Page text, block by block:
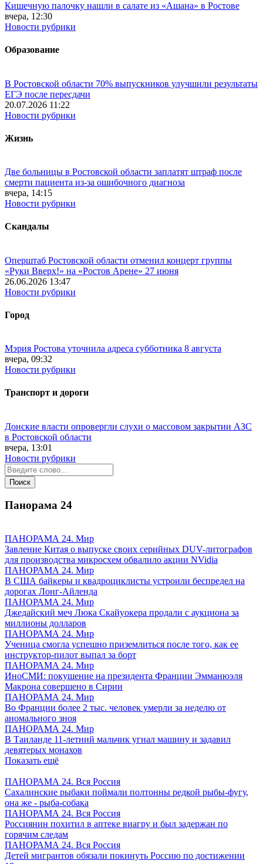
Кишечную палочку нашли в салате из «Ашана» в Ростове
вчера, 12:30
Новости рубрики
Образование
В Ростовской области 70% выпускников улучшили результаты
ЕГЭ после пересдачи
20.07.2026 11:22
Новости рубрики
Жизнь
Две больницы в Ростовской области заплатят штраф после
смерти пациента из-за ошибочного диагноза
вчера, 14:15
Новости рубрики
Скандалы
Оперштаб Ростовской области отменил концерт группы
«Руки Вверх!» на «Ростов Арене» 27 июня
26.06.2026 13:47
Новости рубрики
Город
Мэрия Ростова уточнила адреса субботника 8 августа
вчера, 09:32
Новости рубрики
Транспорт и дороги
Донские власти опровергли слухи о массовом закрытии АЗС
в Ростовской области
вчера, 13:01
Новости рубрики
Панорама 24
ПАНОРАМА 24. Мир
Завление Китая о выпуске своих серийных DUV-литографов
для производства микросхем обвалило акции NVidia
ПАНОРАМА 24. Мир
В США байкеры и квадроциклисты устроили беспредел на
дорогах Лонг-Айленда
ПАНОРАМА 24. Мир
Джедайский меч Люка Скайуокера продали с аукциона за
миллионы долларов
ПАНОРАМА 24. Мир
Ученица смогла успешно приземлиться после того, как ее
инструктор-пилот выпал за борт
ПАНОРАМА 24. Мир
ИноСМИ: покушение на президента Франции Эмманюэля
Макрона совершено в Сирии
ПАНОРАМА 24. Мир
Во Франции более 2 тыс. человек умерли за неделю от
аномального зноя
ПАНОРАМА 24. Мир
В Таиланде 11-летний мальчик угнал машину и задавил
девятерых монахов
Показать ещё
ПАНОРАМА 24. Вся Россия
Сахалинские рыбаки поймали полтонны редкой рыбы-фугу,
она же - рыба-собака
ПАНОРАМА 24. Вся Россия
Россиянин похитил в аптеке виагру и был задержан по
горячим следам
ПАНОРАМА 24. Вся Россия
Детей мигрантов обязали покинуть Россию по достижении